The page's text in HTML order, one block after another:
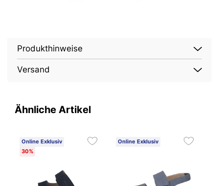
Produkthinweise
Versand
Ähnliche Artikel
Online Exklusiv
30%
Online Exklusiv